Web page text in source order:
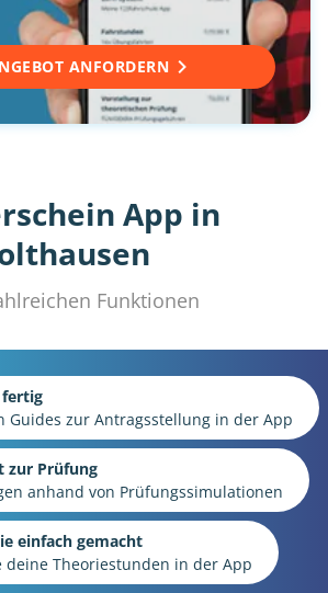
ANFORDERN
App in
Funktionen
fertig
Guides zur Antragsstellung in der App
zur Prüfung
anhand von Prüfungssimulationen
einfach gemacht
deine Theoriestunden in der App